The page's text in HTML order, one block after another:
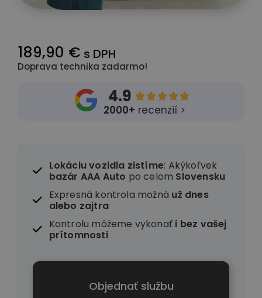
189,90 € s DPH
Doprava technika zadarmo!
4.9 
2000+ recenzií >
Lokáciu vozidla zistíme: Akýkoľvek
bazár AAA Auto po celom Slovensku
Expresná kontrola možná už dnes
alebo zajtra
Kontrolu môžeme vykonať i bez vašej
prítomnosti
Objednať službu